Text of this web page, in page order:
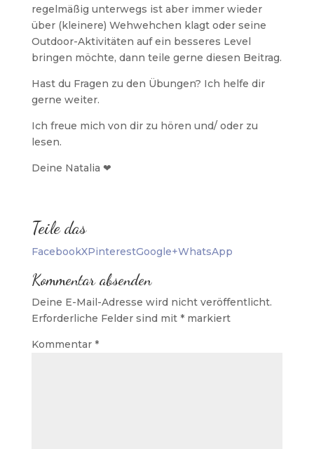
regelmäßig unterwegs ist aber immer wieder
über (kleinere) Wehwehchen klagt oder seine
Outdoor-Aktivitäten auf ein besseres Level
bringen möchte, dann teile gerne diesen Beitrag.
Hast du Fragen zu den Übungen? Ich helfe dir
gerne weiter.
Ich freue mich von dir zu hören und/ oder zu
lesen.
Deine Natalia ❤
Teile das
FacebookXPinterestGoogle+WhatsApp
Kommentar absenden
Deine E-Mail-Adresse wird nicht veröffentlicht.
Erforderliche Felder sind mit *markiert
Kommentar *